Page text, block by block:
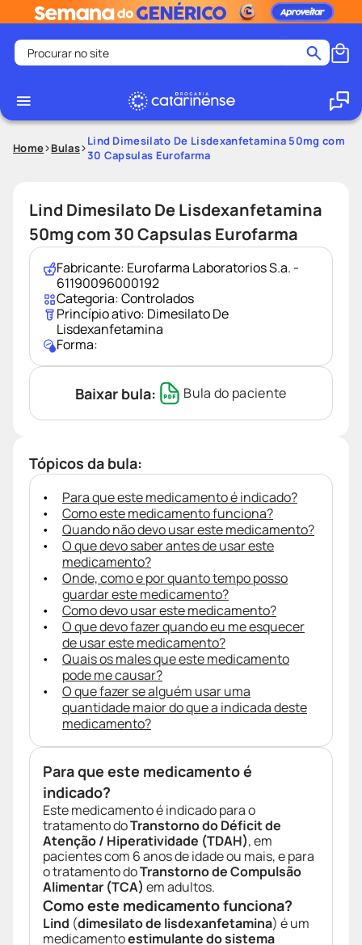
Procurar no site
1
medley
shampoo
5º
ozivy
6º
lenço umedecido
protetor solar
desodorante
fralda pampers
teste gravidez
Home Bulas Lind Dimesilato De Lisdexanfetamina 50mg com
30 Capsulas Eurofarma
Lind Dimesilato De Lisdexanfetamina
50mg com 30 Capsulas Eurofarma
Fabricante: Eurofarma Laboratorios S.a. -
61190096000192
Categoria:Controlados
Princípio ativo: Dimesilato De
Lisdexanfetamina
Forma:
Baixar bula: Bula do paciente
Tópicos da bula:
Para que este medicamento é indicado?
Como este medicamento funciona?
Quando não devo usar este medicamento?
O que devo saber antes de usar este
medicamento?
Onde, como e por quanto tempo posso
guardar este medicamento?
Como devo usar este medicamento?
O que devo fazer quando eu me esquecer
de usar este medicamento?
Quais os males que este medicamento
pode me causar?
O que fazer se alguém usar uma
quantidade maior do que a indicada deste
medicamento?
Para que este medicamento é
indicado?
Este medicamento é indicado para o
tratamento doTranstorno do Déficit de
Atenção / Hiperatividade (TDAH), em
pacientes com 6 anos de idade ou mais, e para
o tratamento doTranstorno de Compulsão
Alimentar (TCA) em adultos.
Como este medicamento funciona?
Lind (dimesilato de lisdexanfetamina) é um
medicamentoestimulante do sistema